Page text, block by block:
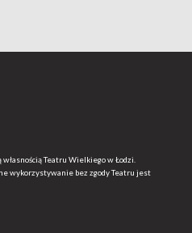
Teatru Wielkiego w Łodzi.
wykorzystywanie bez zgody Teatru jest